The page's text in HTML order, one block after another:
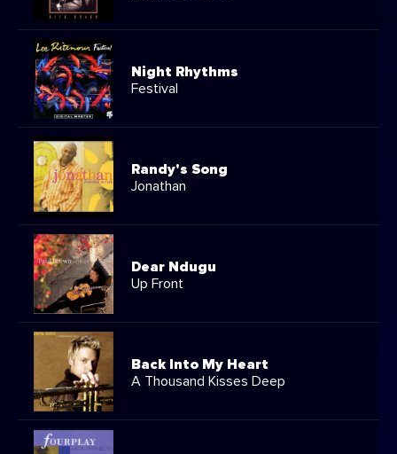
Night Rhythms
Festival
Randy's Song
Jonathan
Dear Ndugu
Up Front
Back Into My Heart
A Thousand Kisses Deep